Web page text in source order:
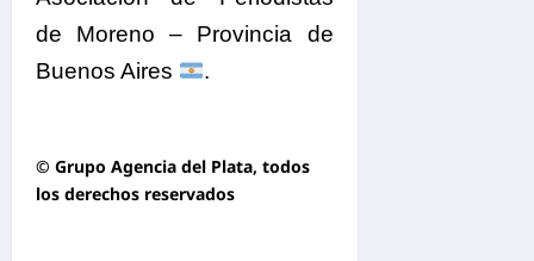
de Moreno – Provincia de
Buenos Aires
.
© Grupo Agencia del Plata, todos
los derechos reservados